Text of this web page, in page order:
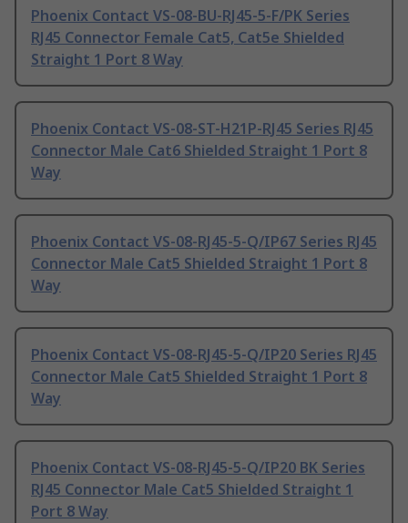
Phoenix Contact VS-08-BU-RJ45-5-F/PK Series
RJ45 Connector Female Cat5, Cat5e Shielded
Straight 1 Port 8 Way
Phoenix Contact VS-08-ST-H21P-RJ45 Series RJ45
Connector Male Cat6 Shielded Straight 1 Port 8
Way
Phoenix Contact VS-08-RJ45-5-Q/IP67 Series RJ45
Connector Male Cat5 Shielded Straight 1 Port 8
Way
Phoenix Contact VS-08-RJ45-5-Q/IP20 Series RJ45
Connector Male Cat5 Shielded Straight 1 Port 8
Way
Phoenix Contact VS-08-RJ45-5-Q/IP20 BK Series
RJ45 Connector Male Cat5 Shielded Straight 1
Port 8 Way